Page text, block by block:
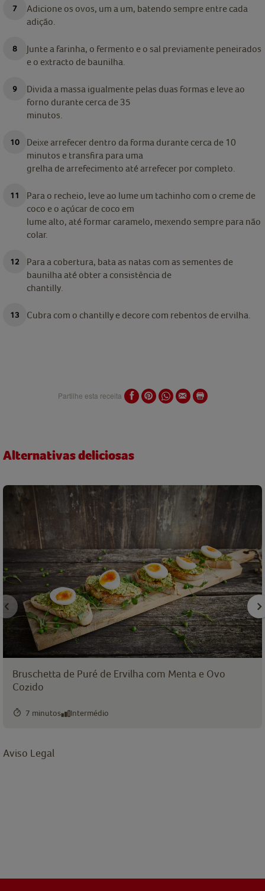
Adicione os ovos, um a um, batendo sempre entre cada
adição.
Junte a farinha, o fermento e o sal previamente peneirados
e o extracto de baunilha.
Divida a massa igualmente pelas duas formas e leve ao
forno durante cerca de 35
minutos.
Deixe arrefecer dentro da forma durante cerca de 10
minutos e transfira para uma
grelha de arrefecimento até arrefecer por completo.
Para o recheio, leve ao lume um tachinho com o creme de
coco e o açúcar de coco em
lume alto, até formar caramelo, mexendo sempre para não
colar.
Para a cobertura, bata as natas com as sementes de
baunilha até obter a consistência de
chantilly.
Cubra com o chantilly e decore com rebentos de ervilha.
Partilhe esta receita
Alternativas deliciosas
Bruschetta de Puré de Ervilha com Menta e Ovo
Cozido
7 minutos Intermédio
Aviso Legal